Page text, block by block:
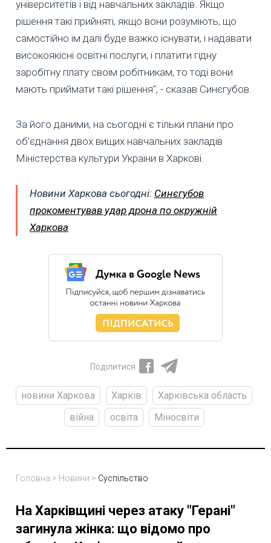
університетів і від навчальних закладів. Якщо
рішення такі прийняті, якщо вони розуміють, що
самостійно їм далі буде важко існувати, і надавати
високоякісні освітні послуги, і платити гідну
заробітну плату своїм робітникам, то тоді вони
мають приймати такі рішення", - сказав Синєгубов.
За його даними, на сьогодні є тільки плани про
об’єднання двох вищих навчальних закладів
Міністерства культури України в Харкові.
Новини Харкова сьогодні: Синєгубов
прокоментував удар дрона по окружній
Харкова
Поділитися
новини Харкова Харків
Харківська область
війна
освіта Міносвіти
Головна > Новини > Суспільство
На Харківщині через атаку "Герані"
загинула жінка: що відомо про